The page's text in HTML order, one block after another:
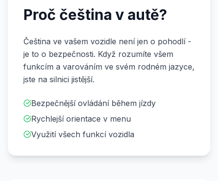
Proč čeština v autě?
Čeština ve vašem vozidle není jen o pohodlí -
je to o bezpečnosti. Když rozumíte všem
funkcím a varováním ve svém rodném jazyce,
jste na silnici jistější.
Bezpečnější ovládání během jízdy
Rychlejší orientace v menu
Využití všech funkcí vozidla